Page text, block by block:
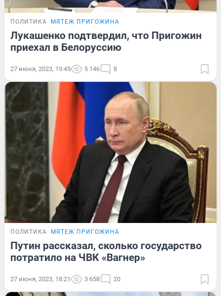
ПОЛИТИКА МЯТЕЖ ПРИГОЖИНА
Лукашенко подтвердил, что Пригожин
приехал в Белоруссию
27 июня, 2023, 19:45 5 146 8
ПОЛИТИКА МЯТЕЖ ПРИГОЖИНА
Путин рассказал, сколько государство
потратило на ЧВК «Вагнер»
27 июня, 2023, 18:21 3 658 20